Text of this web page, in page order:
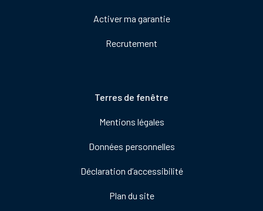
Activer ma garantie
Recrutement
Terres de fenêtre
Mentions légales
Données personnelles
Déclaration d’accessibilité
Plan du site